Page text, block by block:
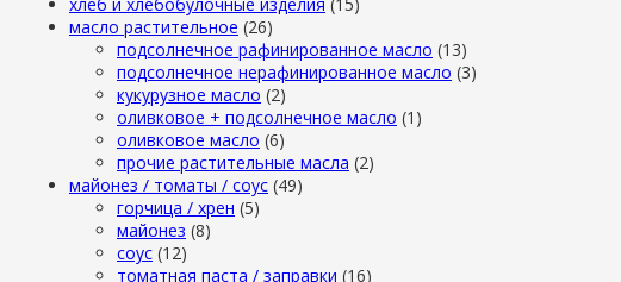
масло растительное (26)
подсолнечное рафинированное масло (13)
подсолнечное нерафинированное масло (3)
кукурузное масло (2)
оливковое + подсолнечное масло (1)
оливковое масло (6)
прочие растительные масла (2)
майонез / томаты / соус (49)
горчица / хрен (5)
майонез (8)
соус (12)
томатная паста / заправки (16)